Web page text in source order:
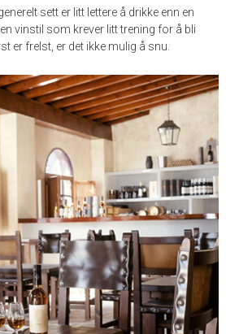
sett er litt lettere å drikke enn en
vinstil som krever litt trening for å bli
er frelst, er det ikke mulig å snu.